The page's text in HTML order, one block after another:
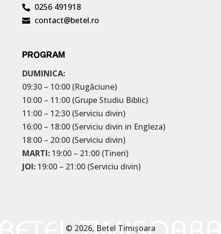
 0256 491918
 contact@betel.ro
PROGRAM
DUMINICA:
09:30 – 10:00 (Rugăciune)
10:00 – 11:00 (Grupe Studiu Biblic)
11:00 – 12:30 (Serviciu divin)
16:00 – 18:00 (Serviciu divin in Engleza)
18:00 – 20:00 (Serviciu divin)
MARTI: 19:00 – 21:00 (Tineri)
JOI: 19:00 – 21:00 (Serviciu divin)
© 2026, Betel Timișoara